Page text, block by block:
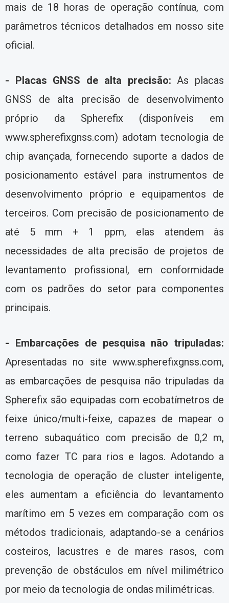
mais de 18 horas de operação contínua, com
parâmetros técnicos detalhados em nosso site
oficial.
- Placas GNSS de alta precisão: As placas
GNSS de alta precisão de desenvolvimento
próprio da Spherefix (disponíveis em
www.spherefixgnss.com) adotam tecnologia de
chip avançada, fornecendo suporte a dados de
posicionamento estável para instrumentos de
desenvolvimento próprio e equipamentos de
terceiros. Com precisão de posicionamento de
até 5 mm + 1 ppm, elas atendem às
necessidades de alta precisão de projetos de
levantamento profissional, em conformidade
com os padrões do setor para componentes
principais.
- Embarcações de pesquisa não tripuladas:
Apresentadas no site www.spherefixgnss.com,
as embarcações de pesquisa não tripuladas da
Spherefix são equipadas com ecobatímetros de
feixe único/multi-feixe, capazes de mapear o
terreno subaquático com precisão de 0,2 m,
como fazer TC para rios e lagos. Adotando a
tecnologia de operação de cluster inteligente,
eles aumentam a eficiência do levantamento
marítimo em 5 vezes em comparação com os
métodos tradicionais, adaptando-se a cenários
costeiros, lacustres e de mares rasos, com
prevenção de obstáculos em nível milimétrico
por meio da tecnologia de ondas milimétricas.